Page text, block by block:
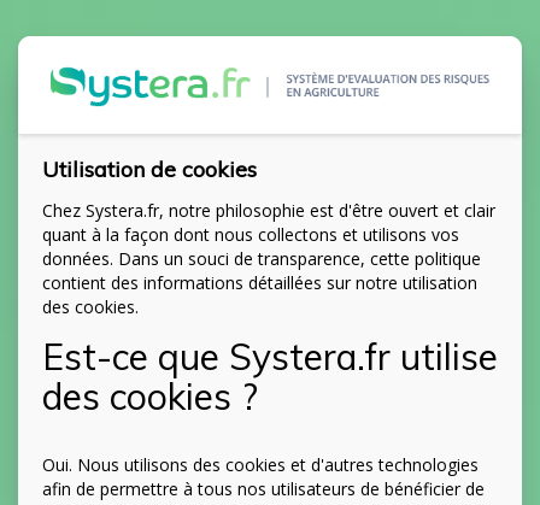
Utilisation de cookies
Chez Systera.fr, notre philosophie est d'être ouvert et clair
quant à la façon dont nous collectons et utilisons vos
données. Dans un souci de transparence, cette politique
contient des informations détaillées sur notre utilisation
des cookies.
Est-ce que Systera.fr utilise
des cookies ?
Oui. Nous utilisons des cookies et d'autres technologies
afin de permettre à tous nos utilisateurs de bénéficier de